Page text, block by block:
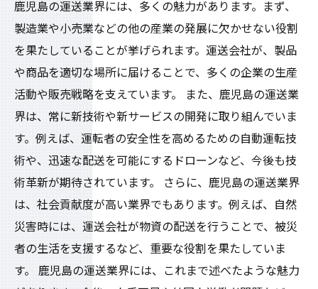
鹿児島の運送業界には、多くの魅力があります。まず、
製造業や小売業などの他の産業の発展に欠かせない役割
を果たしていることが挙げられます。運送会社が、製品
や商品を適切な場所に届けることで、多くの企業の生産
活動や販売戦略を支えています。 また、鹿児島の運送業
界は、常に新技術や新サービスの開発に取り組んでいま
す。例えば、運転者の安全性を高めるための自動運転技
術や、迅速な配送を可能にするドローンなど、今後も技
術革新が期待されています。 さらに、鹿児島の運送業界
は、社会貢献度が高い業界でもあります。例えば、自然
災害時には、運送会社が物資の配送を行うことで、被災
者の生活を支援するなど、重要な役割を果たしていま
す。 鹿児島の運送業界には、これまで述べたような魅力